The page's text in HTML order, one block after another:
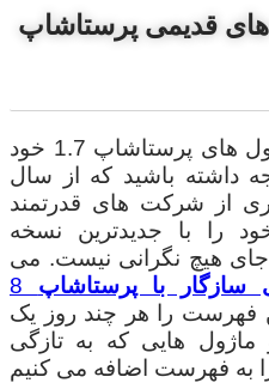
قدیمی پرستاشاپ
اگر نگران سازگار بودن ماژول های پرستاشاپ 1.7 خود
توجه داشته باشید که از سال
از شرکت های قدرتمند
را با جدیدترین نسخه
جای هیچ نگرانی نیست. می
سازگار با پرستاشاپ
8
فهرست را هر چند روز یک
ماژول هایی که به تازگی